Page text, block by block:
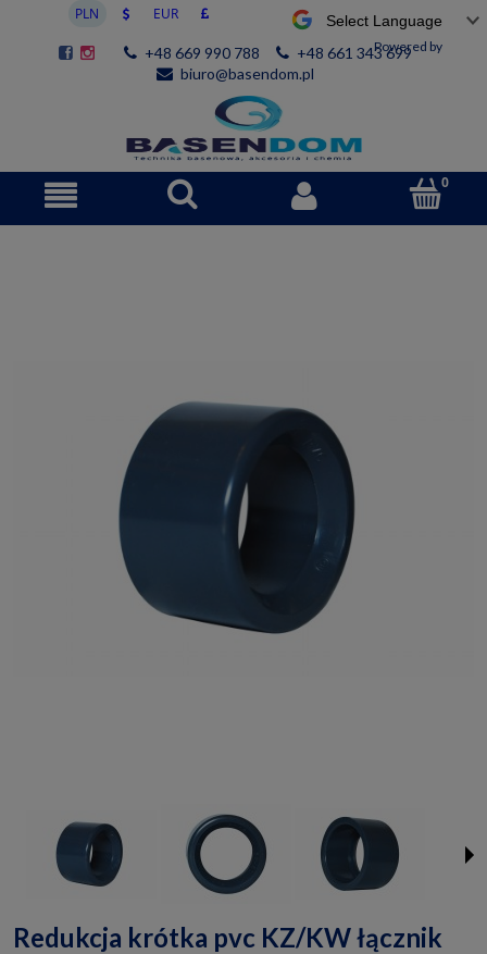
Powered by
+48 669 990 788
+48 661 343 699
biuro@basendom.pl
Redukcja krótka pvc KZ/KW łącznik